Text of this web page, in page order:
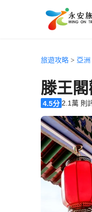
旅遊攻略 > 亞洲
滕王
4.5分 2.1萬 則